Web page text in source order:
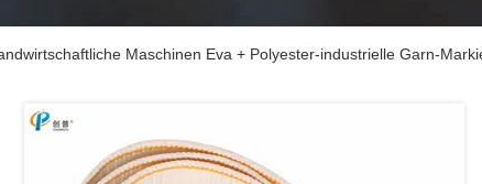
Maschinen Eva + Polyester-industrielle Garn-